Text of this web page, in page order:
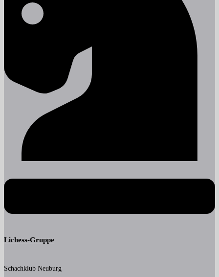
Lichess-Gruppe
Schachklub Neuburg